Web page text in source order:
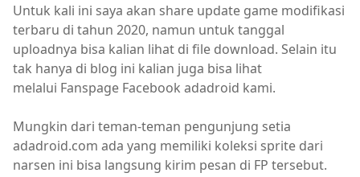
Untuk kali ini saya akan share update game modifikasi
terbaru di tahun 2020, namun untuk tanggal
uploadnya bisa kalian lihat di file download. Selain itu
tak hanya di blog ini kalian juga bisa lihat
melalui Fanspage Facebook adadroid kami.
Mungkin dari teman-teman pengunjung setia
adadroid.com ada yang memiliki koleksi sprite dari
narsen ini bisa langsung kirim pesan di FP tersebut.